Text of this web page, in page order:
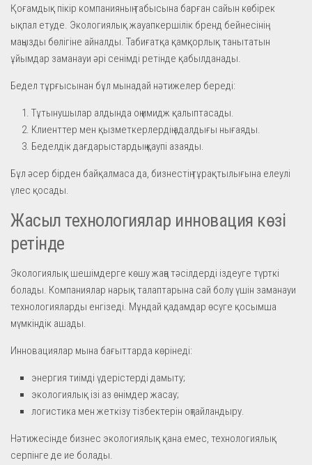
Қоғамдық пікір компанияның табысына барған сайын көбірек
ықпал етуде. Экологиялық жауапкершілік бренд бейнесінің
маңызды бөлігіне айналды. Табиғатқа қамқорлық танытатын
ұйымдар заманауи әрі сенімді ретінде қабылданады.
Бедел тұрғысынан бұл мынадай нәтижелер береді:
Тұтынушылар алдында оң имидж қалыптасады.
Клиенттер мен қызметкерлердің адалдығы нығаяды.
Беделдік дағдарыстардың қаупі азаяды.
Бұл әсер бірден байқалмаса да, бизнестің тұрақтылығына елеулі
үлес қосады.
Жасыл технологиялар инновация көзі
ретінде
Экологиялық шешімдерге көшу жаңа тәсілдерді іздеуге түрткі
болады. Компаниялар нарық талаптарына сай болу үшін заманауи
технологияларды енгізеді. Мұндай қадамдар өсуге қосымша
мүмкіндік ашады.
Инновациялар мына бағыттарда көрінеді:
энергия тиімді үдерістерді дамыту;
экологиялық ізі аз өнімдер жасау;
логистика мен жеткізу тізбектерін оңтайландыру.
Нәтижесінде бизнес экологиялық қана емес, технологиялық
серпінге де ие болады.